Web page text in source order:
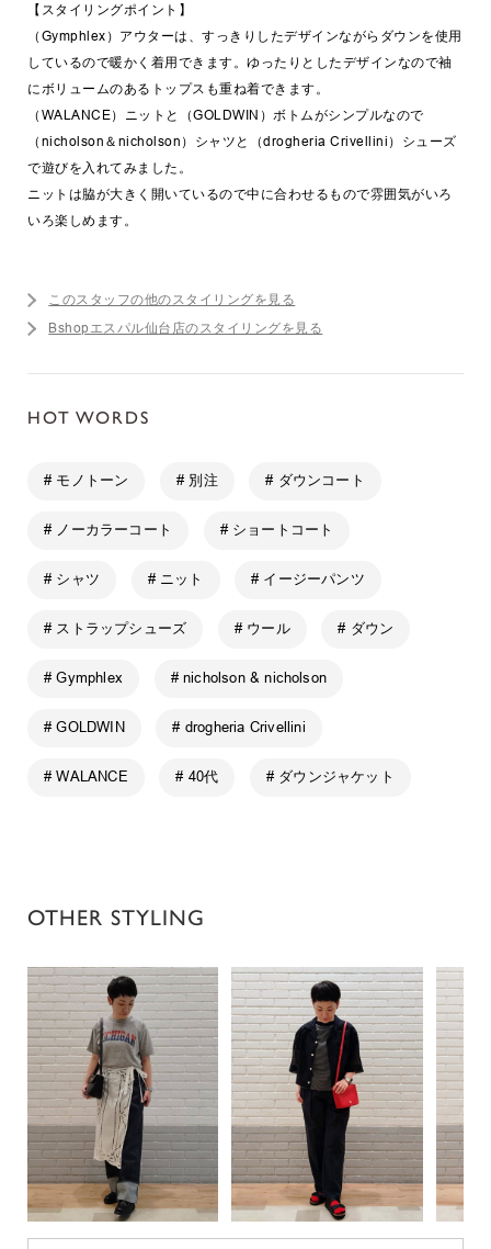
【スタイリングポイント】
（Gymphlex）アウターは、すっきりしたデザインながらダウンを使用
しているので暖かく着用できます。ゆったりとしたデザインなので袖
にボリュームのあるトップスも重ね着できます。
（WALANCE）ニットと（GOLDWIN）ボトムがシンプルなので
（nicholson＆nicholson）シャツと（drogheria Crivellini）シューズ
で遊びを入れてみました。
ニットは脇が大きく開いているので中に合わせるもので雰囲気がいろ
いろ楽しめます。
このスタッフの他のスタイリングを見る
Bshopエスパル仙台店のスタイリングを見る
HOT WORDS
# モノトーン # 別注 # ダウンコート
# ノーカラーコート # ショートコート
# シャツ # ニット # イージーパンツ
# ストラップシューズ # ウール # ダウン
# Gymphlex # nicholson & nicholson
# GOLDWIN # drogheria Crivellini
# WALANCE # 40代 # ダウンジャケット
OTHER STYLING